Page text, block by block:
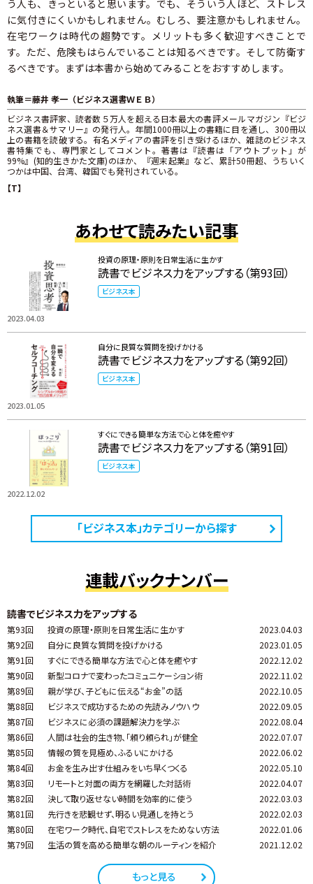
う人も、きっといると思います。でも、そういう人ほど、ストレス
に気付きにくいかもしれません。むしろ、要注意かもしれません。
在宅ワークは時代の趨勢です。メリットも多く歓迎すべきことで
す。ただ、危険もはらんでいることは知るべきです。そして防衛す
るべきです。まずは本書から始めてみることをおすすめします。
執筆＝藤井 孝一（ビジネス選書ＷＥＢ）
ビジネス書評家、読者数５万人を超える日本最大の書評メールマガジン『ビジ
ネス選書＆サマリー』の発行人。年間1000冊以上の書籍に目を通し、300冊以
上の書籍を読破する。有名メディアの書評を引き受けるほか、雑誌のビジネス
書特集でも、専門家としてコメント。著書は『読書は「アウトプット」が
99%』(知的生きかた文庫)のほか、『週末起業』など、累計50冊超、うちいく
つかは中国、台湾、韓国でも発刊されている。
【T】
あわせて読みたい記事
2023.04.03
投資の原理・原則を日常生活に生かす
読書でビジネス力をアップする（第93回）
ビジネス本
2023.01.05
自分に良質な質問を投げかける
読書でビジネス力をアップする（第92回）
ビジネス本
2022.12.02
すぐにできる簡単な方法で心と体を癒やす
読書でビジネス力をアップする（第91回）
ビジネス本
「ビジネス本」カテゴリーから探す
連載バックナンバー
読書でビジネス力をアップする
第93回 投資の原理・原則を日常生活に生かす
2023.04.03
第92回
自分に良質な質問を投げかける
2023.01.05
第91回
すぐにできる簡単な方法で心と体を癒やす
2022.12.02
第90回
新型コロナで変わったコミュニケーション術
2022.11.02
第89回
親が学び、子どもに伝える“お金”の話
2022.10.05
第88回
ビジネスで成功するための先読みノウハウ
2022.09.05
第87回
ビジネスに必須の課題解決力を学ぶ
2022.08.04
第86回
人間は社会的生き物、「頼り頼られ」が健全
2022.07.07
第85回
情報の質を見極め、ふるいにかける
2022.06.02
第84回
お金を生み出す仕組みをいち早くつくる
2022.05.10
第83回
リモートと対面の両方を網羅した対話術
2022.04.07
第82回
決して取り返せない時間を効率的に使う
2022.03.03
第81回
先行きを悲観せず、明るい見通しを持とう
2022.02.03
第80回
在宅ワーク時代、自宅でストレスをためない方法
2022.01.06
第79回
生活の質を高める簡単な朝のルーティンを紹介 2021.12.02
もっと見る